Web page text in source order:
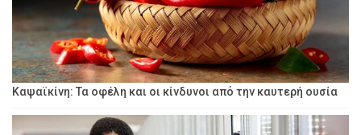
Καψαϊκίνη: Τα οφέλη και οι κίνδυνοι από την καυτερή ουσία